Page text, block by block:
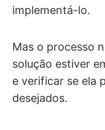
implementá-lo.
Mas o processo
solução estiver
e verificar se ela
desejados.